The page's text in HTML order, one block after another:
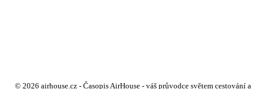
© 2026 airhouse.cz - Časopis AirHouse - váš průvodce světem cestování a